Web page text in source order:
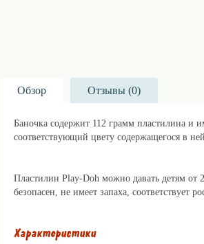
Обзор Отзывы (0)
Баночка содержит 112 грамм пластилина и
соответствующий цвету содержащегося в
Пластилин Play-Doh можно давать детям от
безопасен, не имеет запаха,
Характеристики